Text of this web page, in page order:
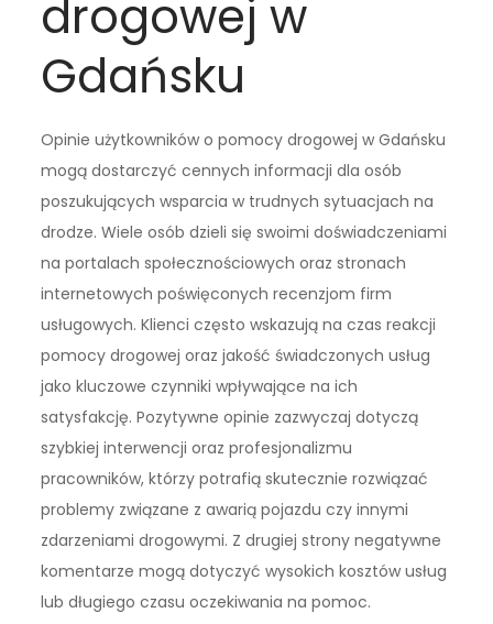
drogowej w
Gdańsku
Opinie użytkowników o pomocy drogowej w Gdańsku
mogą dostarczyć cennych informacji dla osób
poszukujących wsparcia w trudnych sytuacjach na
drodze. Wiele osób dzieli się swoimi doświadczeniami
na portalach społecznościowych oraz stronach
internetowych poświęconych recenzjom firm
usługowych. Klienci często wskazują na czas reakcji
pomocy drogowej oraz jakość świadczonych usług
jako kluczowe czynniki wpływające na ich
satysfakcję. Pozytywne opinie zazwyczaj dotyczą
szybkiej interwencji oraz profesjonalizmu
pracowników, którzy potrafią skutecznie rozwiązać
problemy związane z awarią pojazdu czy innymi
zdarzeniami drogowymi. Z drugiej strony negatywne
komentarze mogą dotyczyć wysokich kosztów usług
lub długiego czasu oczekiwania na pomoc.